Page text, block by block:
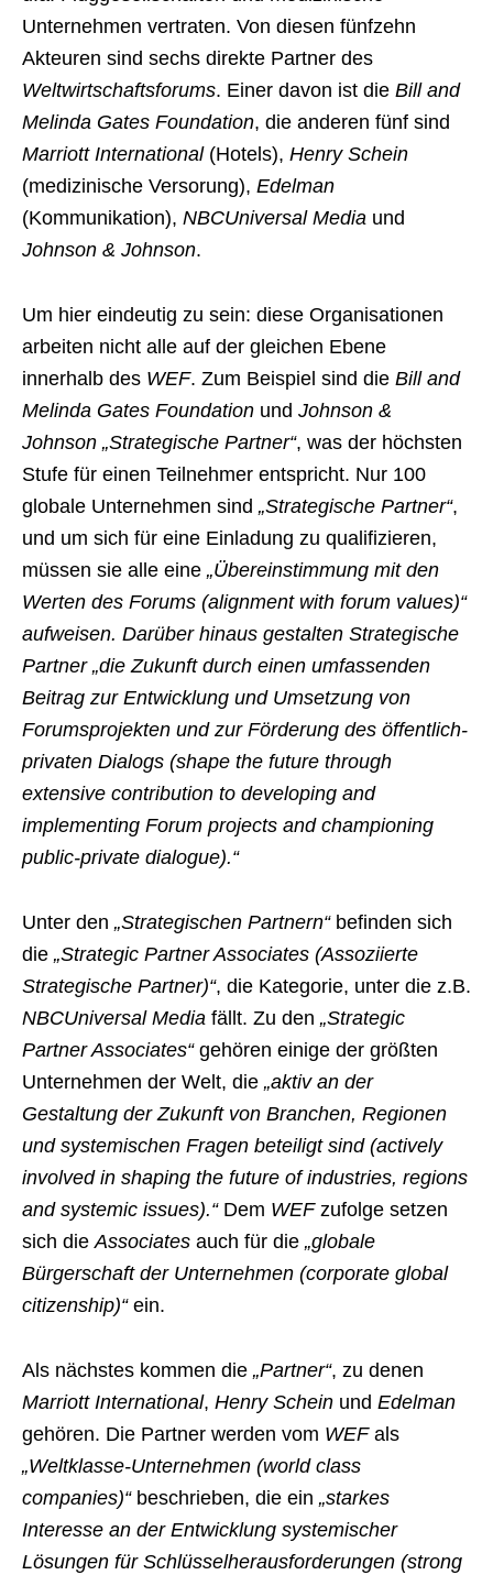
Unternehmen vertraten. Von diesen fünfzehn
Akteuren sind sechs direkte Partner des
Weltwirtschaftsforums. Einer davon ist die Bill and
Melinda Gates Foundation, die anderen fünf sind
Marriott International(Hotels), Henry Schein
(medizinische Versorung), Edelman
(Kommunikation), NBCUniversal Media und
Johnson & Johnson.
Um hier eindeutig zu sein: diese Organisationen
arbeiten nicht alle auf der gleichen Ebene
innerhalb des WEF. Zum Beispiel sind die Bill and
Melinda Gates Foundation und Johnson &
Johnson „Strategische Partner“, was der höchsten
Stufe für einen Teilnehmer entspricht. Nur 100
globale Unternehmen sind „Strategische Partner“,
und um sich für eine Einladung zu qualifizieren,
müssen sie alle eine „Übereinstimmung mit den
Werten des Forums (alignment with forum values)“
aufweisen. Darüber hinaus gestalten Strategische
Partner „die Zukunft durch einen umfassenden
Beitrag zur Entwicklung und Umsetzung von
Forumsprojekten und zur Förderung des öffentlich-
privaten Dialogs (shape the future through
extensive contribution to developing and
implementing Forum projects and championing
public-private dialogue).“
Unter den „Strategischen Partnern“befinden sich
die „Strategic Partner Associates (Assoziierte
Strategische Partner)“, die Kategorie, unter die z.B.
NBCUniversal Media fällt. Zu den „Strategic
Partner Associates“gehören einige der größten
Unternehmen der Welt, die „aktiv an der
Gestaltung der Zukunft von Branchen, Regionen
und systemischen Fragen beteiligt sind (actively
involved in shaping the future of industries, regions
and systemic issues).“Dem WEFzufolge setzen
sich dieAssociates auch für die „globale
Bürgerschaft der Unternehmen (corporate global
citizenship)“ein.
Als nächstes kommen die „Partner“, zu denen
Marriott International, Henry Schein und Edelman
gehören. Die Partner werden vom WEFals
„Weltklasse-Unternehmen (world class
companies)“beschrieben, die ein „starkes
Interesse an der Entwicklung systemischer
Lösungen für Schlüsselherausforderungen (strong